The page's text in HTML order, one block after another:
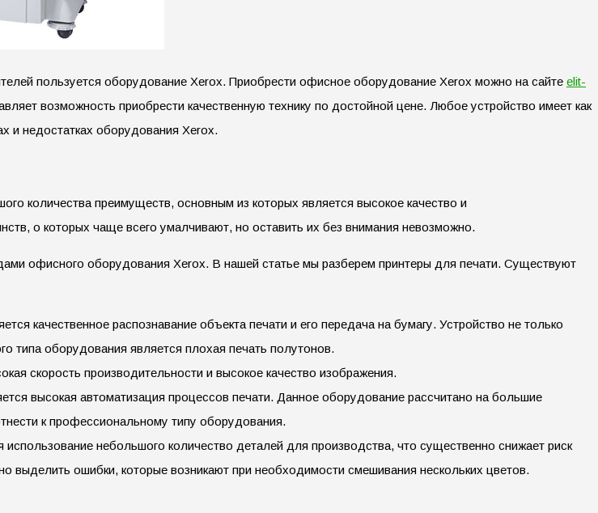
пользуется оборудование Xerox. Приобрести офисное оборудование Xerox можно на сайте elit-
возможность приобрести качественную технику по достойной цене. Любое устройство имеет как
и недостатках оборудования Xerox.
количества преимуществ, основным из которых является высокое качество и
о которых чаще всего умалчивают, но оставить их без внимания невозможно.
офисного оборудования Xerox. В нашей статье мы разберем принтеры для печати. Существуют
качественное распознавание объекта печати и его передача на бумагу. Устройство не только
типа оборудования является плохая печать полутонов.
скорость производительности и высокое качество изображения.
высокая автоматизация процессов печати. Данное оборудование рассчитано на большие
к профессиональному типу оборудования.
небольшого количество деталей для производства, что существенно снижает риск
выделить ошибки, которые возникают при необходимости смешивания нескольких цветов.